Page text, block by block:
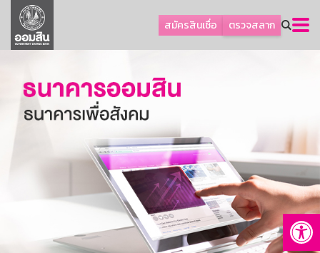
สมัครสินเชื่อ ตรวจสลาก
ลูกค้าธุรกิจ
ลูกค้าผู้ประกอบรายย่อย
ออมเพื่อสุข
เกี่ยวกับธนาคาร
การพัฒนาที่ยั่งยืน
บริการทางการเงิน
ติดต่อเรา